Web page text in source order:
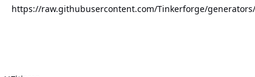
https://raw.githubusercontent.com/Tinkerforge/